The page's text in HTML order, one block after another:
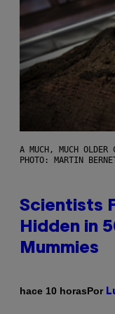
A MUCH, MUCH OLDER
PHOTO: MARTIN
Scientists
Hidden in
Mummies
hace 10 horasPor